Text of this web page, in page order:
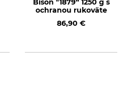
Bison "1879“ 1250 g s
ochranou rukoväte
86,90 €